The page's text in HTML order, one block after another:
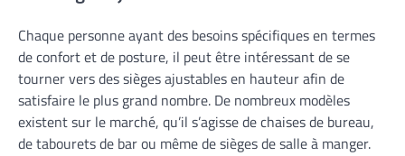
Chaque personne ayant des besoins spécifiques en termes
de confort et de posture, il peut être intéressant de se
tourner vers des sièges ajustables en hauteur afin de
satisfaire le plus grand nombre. De nombreux modèles
existent sur le marché, qu’il s’agisse de chaises de bureau,
de tabourets de bar ou même de sièges de salle à manger.